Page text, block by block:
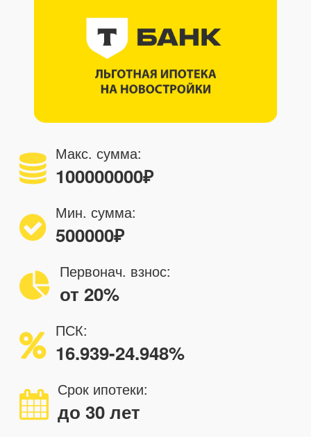
Макс. сумма:
100000000₽
Мин. сумма:
500000₽
Первонач. взнос:
от 20%
ПСК:
16.939-24.948%
Срок ипотеки:
до 30 лет